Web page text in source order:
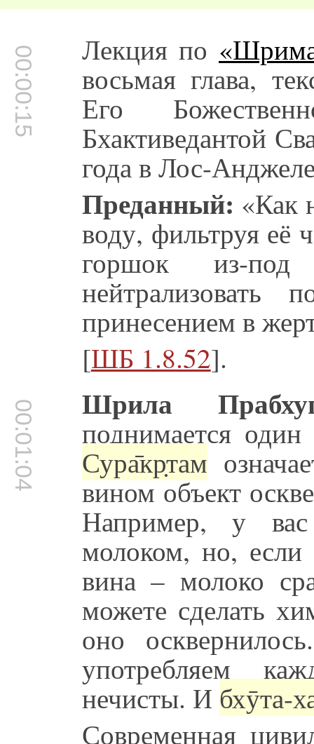
00:00:15 Лекция по
восьмая глава,
Его
Бхактиведантой
года в Лос-
Преданный: «Как
воду, фильтруя её
горшок из-
нейтрализовать
принесением в
[ШБ 1.8.52].
00:01:04 Шрила
поднимается
Сура̄кр̣там
вином объект
Например, у
молоком, но,
вина – молоко
можете сделать
оно
употребляем
нечисты. И бхӯта-
Современная